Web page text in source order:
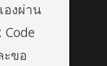
องผ่าน
Code
ะขอ